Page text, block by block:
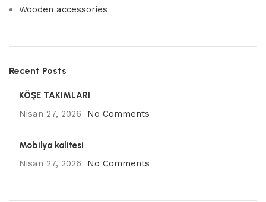
Wooden accessories
Recent Posts
KÖŞE TAKIMLARI
Nisan 27, 2026
No Comments
Mobilya kalitesi
Nisan 27, 2026
No Comments